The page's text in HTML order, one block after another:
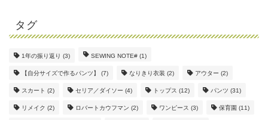
タグ
1年の振り返り (3) SEWING NOTE# (1)
【自分サイズで作るパンツ】 (7) なりきり衣装 (2) アウター (2)
スカート (2) セリア／ダイソー (4) トップス (12) パンツ (31)
リメイク (2) ロバートカウフマン (2) ワンピース (3) 保育園 (11)